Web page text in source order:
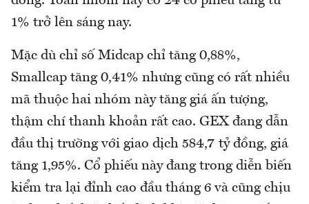
1% trở lên sáng nay.
Mặc dù chỉ số Midcap chỉ tăng 0,88%,
Smallcap tăng 0,41% nhưng cũng có rất nhiều
mã thuộc hai nhóm này tăng giá ấn tượng,
thậm chí thanh khoản rất cao. GEX đang dẫn
đầu thị trường với giao dịch 584,7 tỷ đồng, giá
tăng 1,95%. Cổ phiếu này đang trong diễn biến
kiểm tra lại đỉnh cao đầu tháng 6 và cũng chịu